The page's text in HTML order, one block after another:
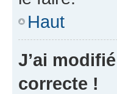
Haut
J’ai
correcte !